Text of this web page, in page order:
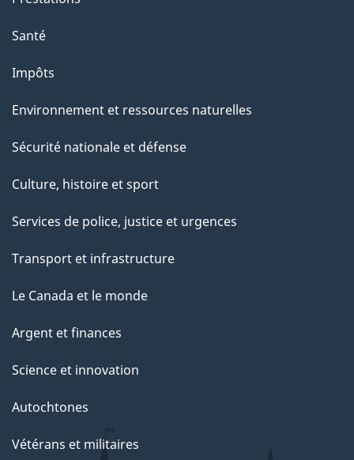
e
Santé
Impôts
Environnement et ressources naturelles
Sécurité nationale et défense
Culture, histoire et sport
Services de police, justice et urgences
Transport et infrastructure
Le Canada et le monde
Argent et finances
Science et innovation
Autochtones
Vétérans et militaires